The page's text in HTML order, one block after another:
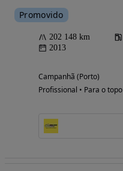
Promovido
202 148 km
2013
Campanhã (Porto)
Profissional • Para o topo